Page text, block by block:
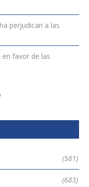
perjudican a las
en favor de las
(581)
(683)